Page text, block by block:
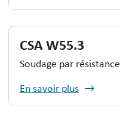
CSA W55.3
Soudage par résistance
En savoir plus